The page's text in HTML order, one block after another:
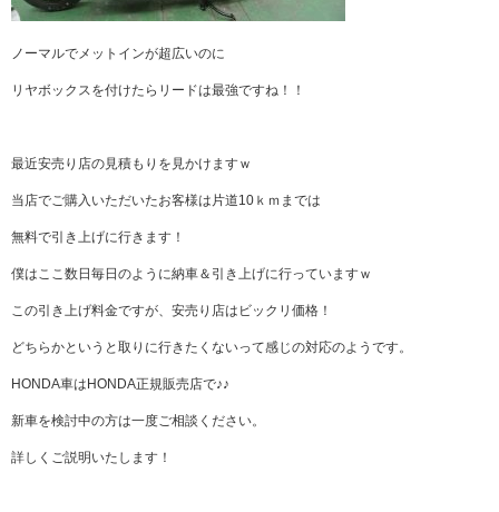
ノーマルでメットインが超広いのに
リヤボックスを付けたらリードは最強ですね！！
最近安売り店の見積もりを見かけますｗ
当店でご購入いただいたお客様は片道10ｋｍまでは
無料で引き上げに行きます！
僕はここ数日毎日のように納車＆引き上げに行っていますｗ
この引き上げ料金ですが、安売り店はビックリ価格！
どちらかというと取りに行きたくないって感じの対応のようです。
HONDA車はHONDA正規販売店で♪♪
新車を検討中の方は一度ご相談ください。
詳しくご説明いたします！